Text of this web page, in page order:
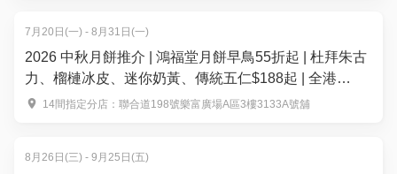
7月20日(一) - 8月31日(一)
2026 中秋月餅推介 | 鴻福堂月餅早鳥55折起 | 杜拜朱古
力、榴槤冰皮、迷你奶黃、傳統五仁$188起 | 全港
14+分店換領
14間指定分店：聯合道198號樂富廣場A區3樓3133A號舖
8月26日(三) - 9月25日(五)